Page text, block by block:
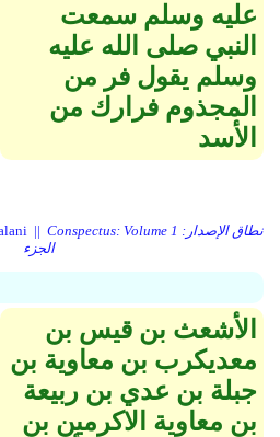
عليه وسلم سمعت
النبي صلى الله عليه
وسلم يقول فر من
المجذوم فرارك من
الأسد
|| Conspectus: Volume 1 نطاق الإصدار:
الجزء
الأشعث بن قيس بن
معديكرب بن معاوية بن
جبلة بن عدي بن ربيعة
بن معاوية الاكرمين بن